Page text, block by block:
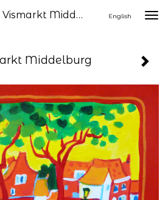
Wieteke Hendrikx - Vismarkt Middelburg English
Middelburg